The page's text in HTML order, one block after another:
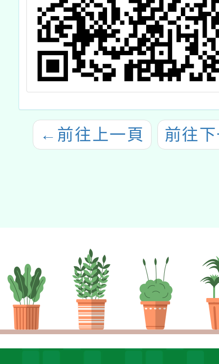
← 前往上一頁 前往